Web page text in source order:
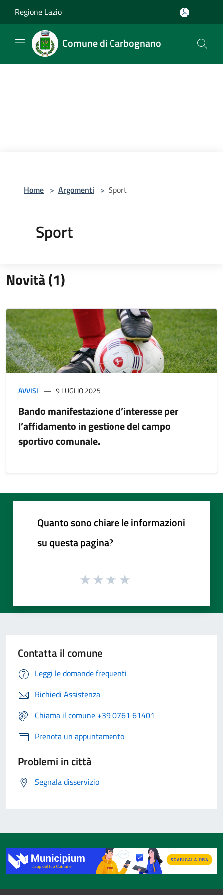
Regione Lazio
Comune di Carbognano
Home > Argomenti > Sport
Sport
Novità (1)
AVVISI 9 LUGLIO 2025
Bando manifestazione d’interesse per
l’affidamento in gestione del campo
sportivo comunale.
Quanto sono chiare le informazioni
su questa pagina?
Contatta il comune
Leggi le domande frequenti
Richiedi Assistenza
Chiama il comune +39 0761 61401
Prenota un appuntamento
Problemi in città
Segnala disservizio